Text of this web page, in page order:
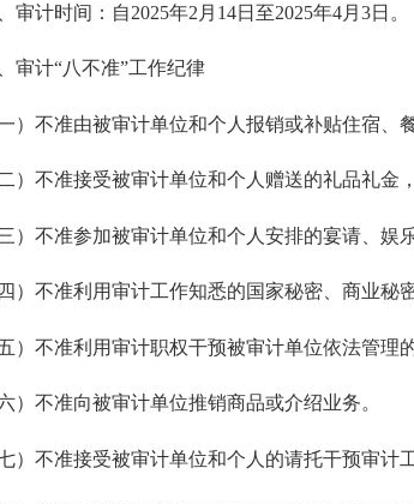
计时间：自2025年2月14日至2025年4月3日。
计“八不准”工作纪律
不准由被审计单位和个人报销或补贴住宿、餐
不准接受被审计单位和个人赠送的礼品礼金，
不准参加被审计单位和个人安排的宴请、娱乐
不准利用审计工作知悉的国家秘密、商业秘密
不准利用审计职权干预被审计单位依法管理的
不准向被审计单位推销商品或介绍业务。
不准接受被审计单位和个人的请托干预审计工